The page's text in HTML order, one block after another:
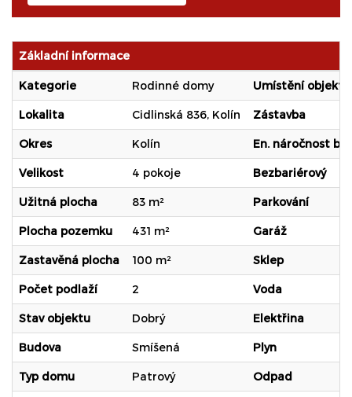
Základní informace
Kategorie Rodinné domy Umístění objektu
Lokalita Cidlinská 836, Kolín Zástavba
Okres Kolín En. náročnost b.
Velikost 4 pokoje Bezbariérový
Užitná plocha 83 m² Parkování
Plocha pozemku 431 m² Garáž
Zastavěná plocha 100 m² Sklep
Počet podlaží 2 Voda
Stav objektu Dobrý Elektřina
Budova Smíšená Plyn
Typ domu Patrový Odpad